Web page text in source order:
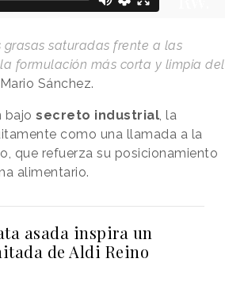
grasas saturadas frente a las
formulación más corta y limpia del
Sánchez.
bajo secreto industrial, la
como una llamada a la
que refuerza su posicionamiento
alimentario.
asada inspira un
de Aldi Reino